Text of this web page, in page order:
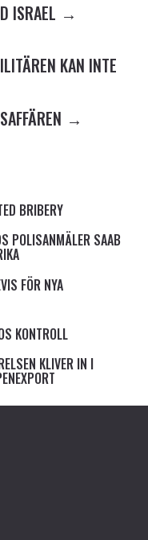
ISRAEL
KAN INTE
BRIBERY
POLISANMÄLER SAAB
FÖR NYA
KONTROLL
KLIVER IN I